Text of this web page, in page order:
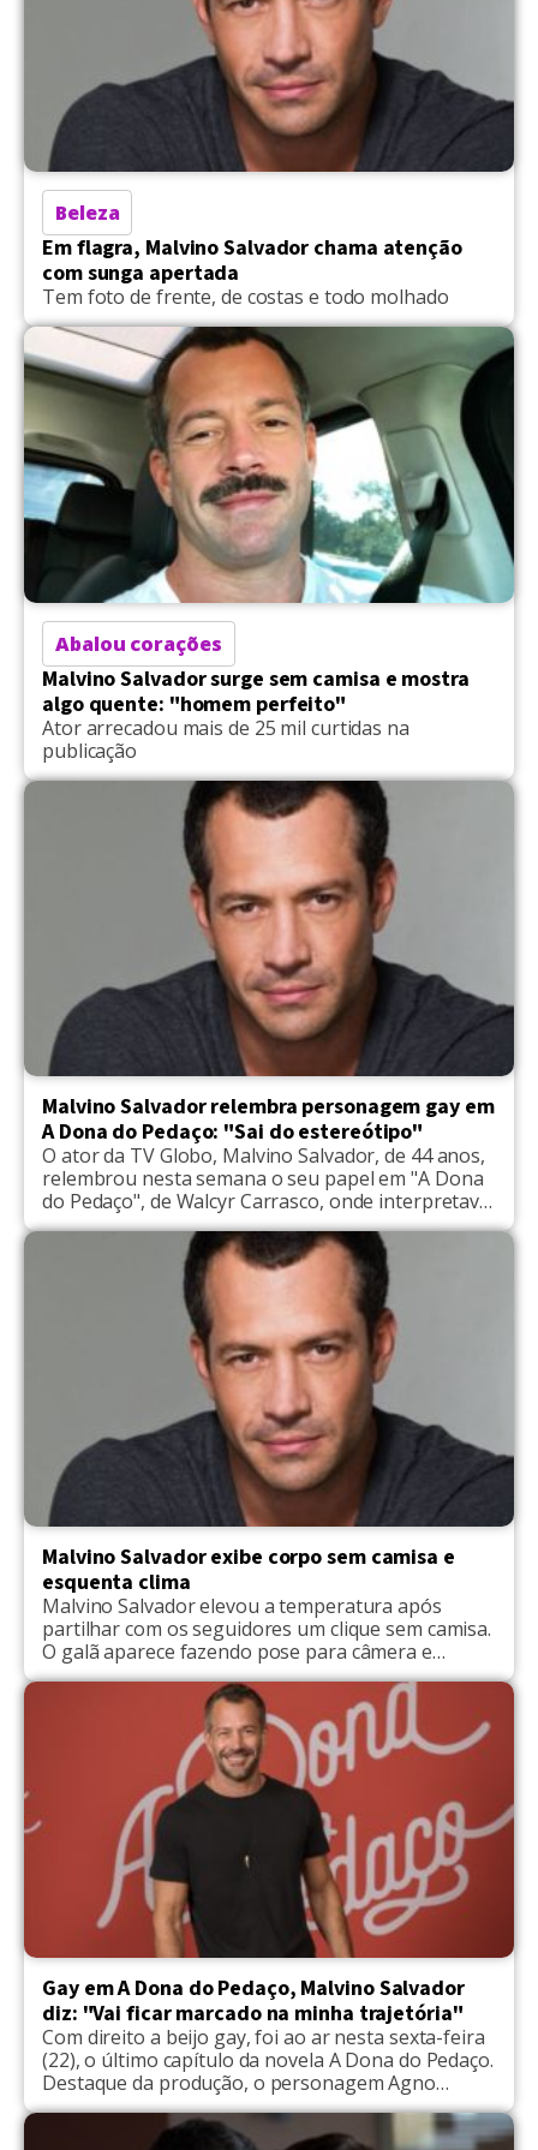
Beleza
Em flagra, Malvino Salvador chama atenção
com sunga apertada
Tem foto de frente, de costas e todo molhado
Abalou corações
Malvino Salvador surge sem camisa e mostra
algo quente: "homem perfeito"
Ator arrecadou mais de 25 mil curtidas na
publicação
Malvino Salvador relembra personagem gay em
A Dona do Pedaço: "Sai do estereótipo"
O ator da TV Globo, Malvino Salvador, de 44 anos,
relembrou nesta semana o seu papel em "A Dona
do Pedaço", de Walcyr Carrasco, onde interpretava
um empresário gay ganancioso. Para Malvino, o
personagem Agno representou uma grande
mudança em sua carreira, já que estava
acostumado a só fazer papéis de galãs e
'garanhão'. “Saí […]
Malvino Salvador exibe corpo sem camisa e
esquenta clima
Malvino Salvador elevou a temperatura após
partilhar com os seguidores um clique sem camisa.
O galã aparece fazendo pose para câmera e
recebeu muitos elogios intensos. "Vida boa ?? vc tá
bem demais haha TMJ Malvino!! Dá próxima me
convida pro churrasquinho rapaz", brincou um.
"Uauu, sensacional", disse a internauta. "Já disse
que te amo?", […]
Gay em A Dona do Pedaço, Malvino Salvador
diz: "Vai ficar marcado na minha trajetória"
Com direito a beijo gay, foi ao ar nesta sexta-feira
(22), o último capítulo da novela A Dona do Pedaço.
Destaque da produção, o personagem Agno
marcou a não só a vida dos telespectadores, mas
também do ator Malvino Salvador. Em clima de